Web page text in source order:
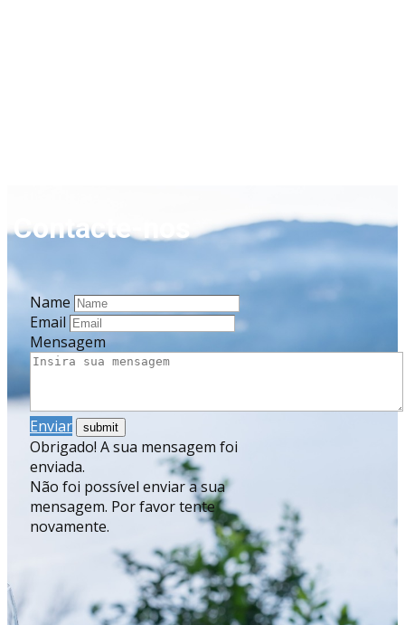
Co​ntacte-nos
Name
Email
Mensagem
Enviar
Obrigado! A sua mensagem foi
enviada.
Não foi possível enviar a sua
mensagem. Por favor tente
novamente.